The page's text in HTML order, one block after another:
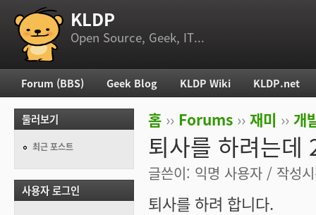
부 메뉴 KLDP
Open Source, Geek, IT...
현재 위치
홈 ›› Forums ›› 재미 ›› 개
퇴사를 하려는데
글쓴이: 익명 사용자 / 작성
퇴사를 하려 합니다.
주 메뉴
Forum (BBS) Geek Blog KLDP Wiki KLDP.net
둘러보기
최근 포스트
사용자 로그인